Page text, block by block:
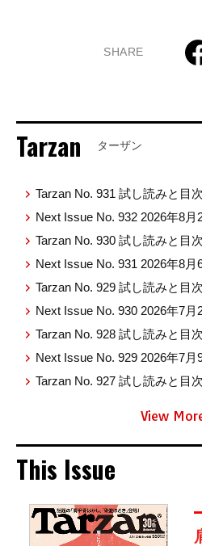
SHARE
Tarzan ターザン
Tarzan No. 931 試し読みと目次
Next Issue No. 932 2026年8月
Tarzan No. 930 試し読みと目次
Next Issue No. 931 2026年8月
Tarzan No. 929 試し読みと目次
Next Issue No. 930 2026年7月
Tarzan No. 928 試し読みと目次
Next Issue No. 929 2026年7月
Tarzan No. 927 試し読みと目次
View
This Issue